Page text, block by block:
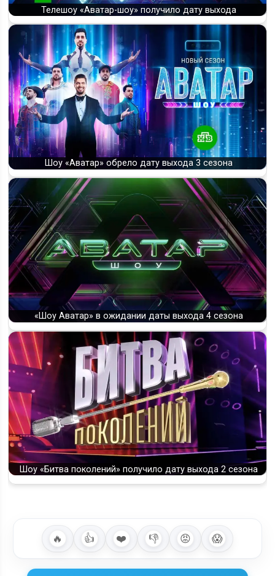
Телешоу «Аватар-шоу» получило дату выхода
Шоу «Аватар» обрело дату выхода 3 сезона
«Шоу Аватар» в ожидании даты выхода 4 сезона
Шоу «Битва поколений» получило дату выхода 2 сезона
🔥 👍 ❤️ 👎 😡 😱